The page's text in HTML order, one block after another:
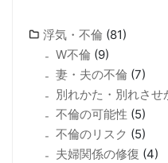
浮気・不倫 (81)
W不倫 (9)
妻・夫の不倫 (7)
別れかた・別れさせ
不倫の可能性 (5)
不倫のリスク (5)
夫婦関係の修復 (4)